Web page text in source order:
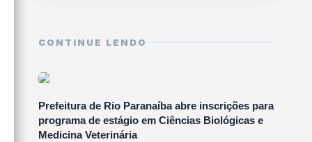
CONTINUE LENDO
Prefeitura de Rio Paranaíba abre inscrições para
programa de estágio em Ciências Biológicas e
Medicina Veterinária